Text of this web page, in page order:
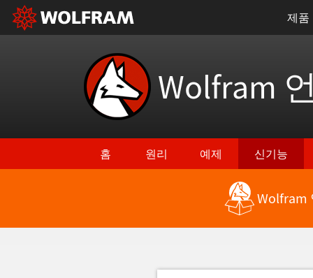
제품
Wolfram
홈 원리 예제 신기능
Wolfram